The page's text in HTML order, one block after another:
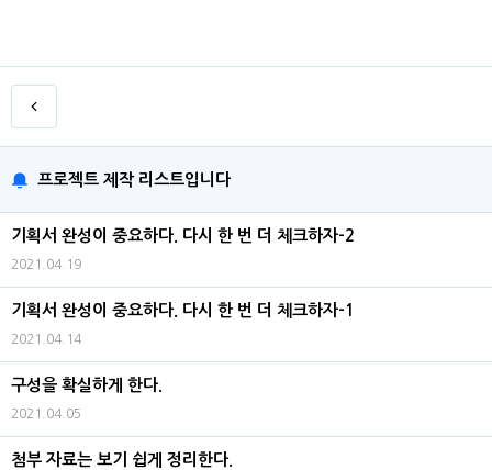
프로젝트 제작 리스트입니다
기획서 완성이 중요하다. 다시 한 번 더 체크하자-2
2021.04.19
기획서 완성이 중요하다. 다시 한 번 더 체크하자-1
2021.04.14
구성을 확실하게 한다.
2021.04.05
첨부 자료는 보기 쉽게 정리한다.